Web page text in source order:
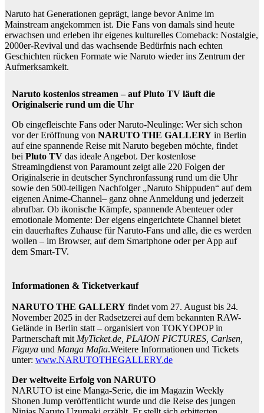
Naruto hat Generationen geprägt, lange bevor Anime im
Mainstream angekommen ist. Die Fans von damals sind heute
erwachsen und erleben ihr eigenes kulturelles Comeback: Nostalgie,
2000er-Revival und das wachsende Bedürfnis nach echten
Geschichten rücken Formate wie Naruto wieder ins Zentrum der
Aufmerksamkeit.
Naruto kostenlos streamen – auf Pluto TV läuft die
Originalserie rund um die Uhr
Ob eingefleischte Fans oder Naruto-Neulinge: Wer sich schon
vor der Eröffnung von NARUTO THE GALLERY in Berlin
auf eine spannende Reise mit Naruto begeben möchte, findet
bei Pluto TV das ideale Angebot. Der kostenlose
Streamingdienst von Paramount zeigt alle 220 Folgen der
Originalserie in deutscher Synchronfassung rund um die Uhr
sowie den 500-teiligen Nachfolger „Naruto Shippuden“ auf dem
eigenen Anime-Channel– ganz ohne Anmeldung und jederzeit
abrufbar. Ob ikonische Kämpfe, spannende Abenteuer oder
emotionale Momente: Der eigens eingerichtete Channel bietet
ein dauerhaftes Zuhause für Naruto-Fans und alle, die es werden
wollen – im Browser, auf dem Smartphone oder per App auf
dem Smart-TV.
Informationen & Ticketverkauf
NARUTO THE GALLERY findet vom 27. August bis 24.
November 2025 in der Radsetzerei auf dem bekannten RAW-
Gelände in Berlin statt – organisiert von TOKYOPOP in
Partnerschaft mitMyTicket.de, PLAION PICTURES, Carlsen,
Figuya und Manga Mafia.Weitere Informationen und Tickets
unter: www.NARUTOTHEGALLERY.de
Der weltweite Erfolg von NARUTO
NARUTO ist eine Manga-Serie, die im Magazin Weekly
Shonen Jump veröffentlicht wurde und die Reise des jungen